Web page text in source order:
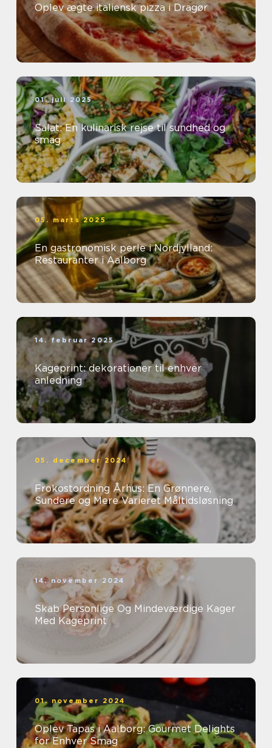
Oplev ægte italiensk pizza i Dragør
01. juli 2025
Salat: En kulinarisk rejse til sundhed og
smag
05. marts 2025
En gastronomisk perle i Nordjylland:
Restauranter i Aalborg
14. februar 2025
Kageprint: dekorationer til enhver
anledning
05. december 2024
Frokostordning Århus: En Grønnere,
Sundere og Mere Varieret Måltidsløsning
14. november 2024
Skab Personlige Og Mindeværdige Kager
Med Kageprint
01. november 2024
Oplev Tapas i Aalborg: Gourmet Delights
for Enhver Smag